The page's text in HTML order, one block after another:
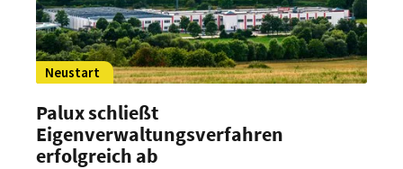
Neustart
Palux schließt
Eigenverwaltungsverfahren
erfolgreich ab